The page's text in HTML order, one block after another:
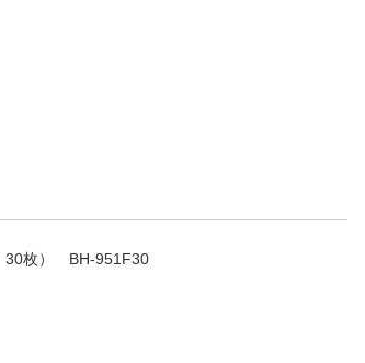
30枚） BH-951F30